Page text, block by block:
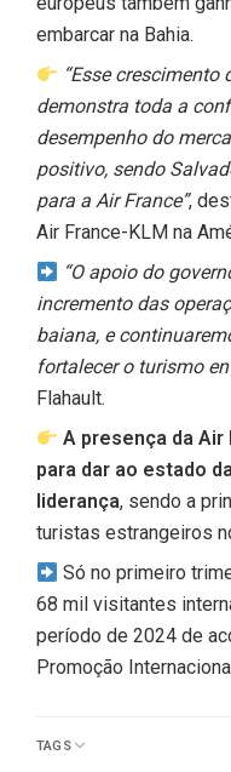
embarcar na Bahia.
“Esse
demonstra toda a
desempenho do
positivo, sendo
para a Air France”,
Air France-KLM na
“O apoio do
incremento das
baiana, e
fortalecer o turismo
Flahault.
A presença da Air
para dar ao estado
liderança, sendo a
turistas estrangeiros
Só no primeiro
68 mil visitantes
período de 2024 de
Promoção
TAGS